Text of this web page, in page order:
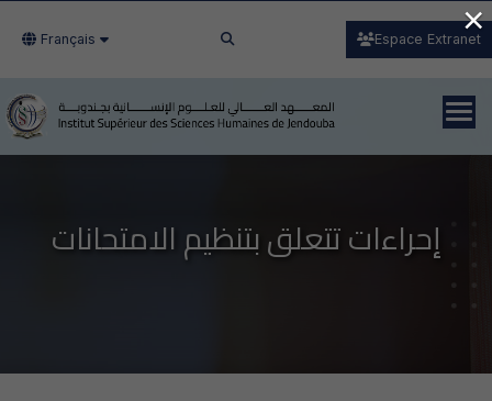
Français Espace Extranet
إحراءات تتعلق بتنظيم الامتحانات
×